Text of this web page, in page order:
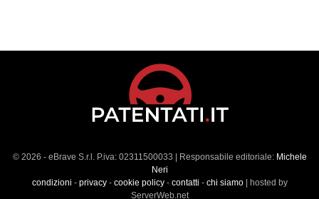
© 2026 - eBrave S.r.l. P.iva: 02311500033 | Responsabile editoriale: Michele
Neri
condizioni - privacy- cookie policy- contatti - chi siamo| hosted by
ServerWeb.net